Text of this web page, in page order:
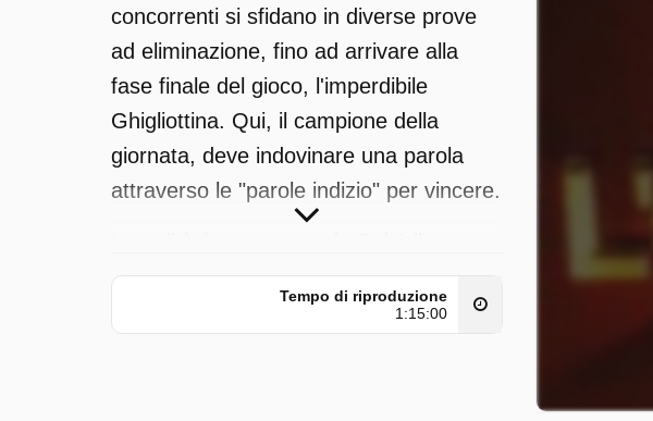
concorrenti si sfidano in diverse prove
ad eliminazione, fino ad arrivare alla
fase finale del gioco, l'imperdibile
Ghigliottina. Qui, il campione della
giornata, deve indovinare una parola
attraverso le "parole indizio" per vincere.
martedì 12 maggio 2026 alle ore 01:30.
Tempo di riproduzione
1:15:00